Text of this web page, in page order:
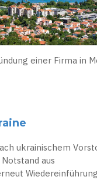
einer Firma in
ukrainischem
aus